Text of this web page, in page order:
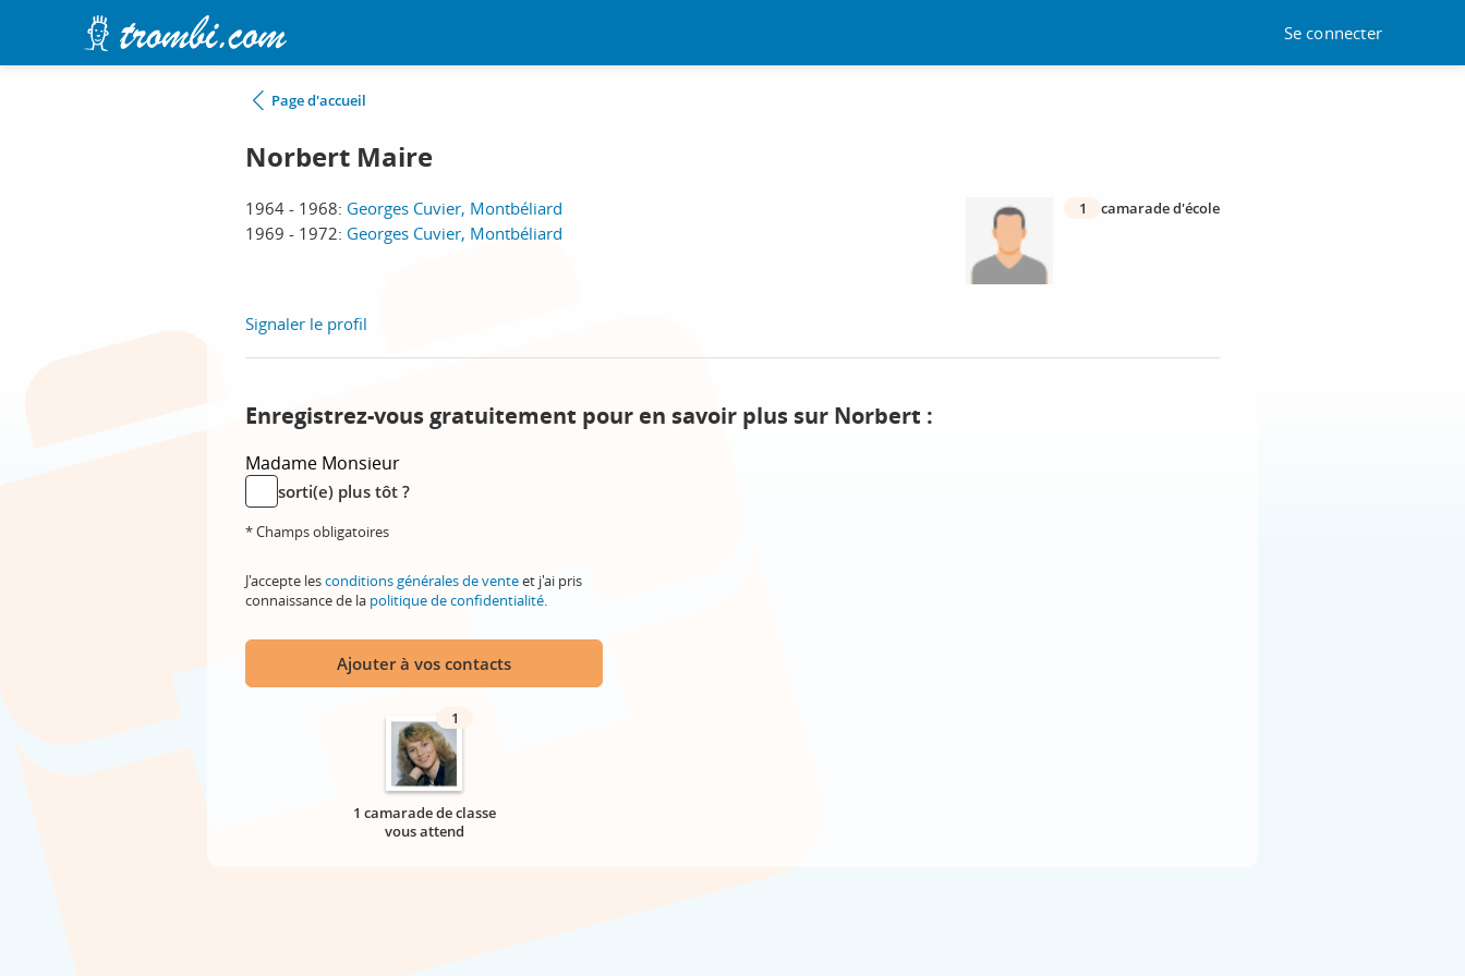
Se connecter
Page d'accueil
Norbert Maire
1964 - 1968: Georges Cuvier, Montbéliard
1969 - 1972: Georges Cuvier, Montbéliard
1 camarade d'école
Signaler le profil
Enregistrez-vous gratuitement pour en savoir plus sur Norbert :
Madame Monsieur
sorti(e) plus tôt ?
* Champs obligatoires
J'accepte lesconditions générales de venteet j'ai pris
connaissance de la politique de confidentialité.
Ajouter à vos contacts
1
1 camarade de classe
vous attend